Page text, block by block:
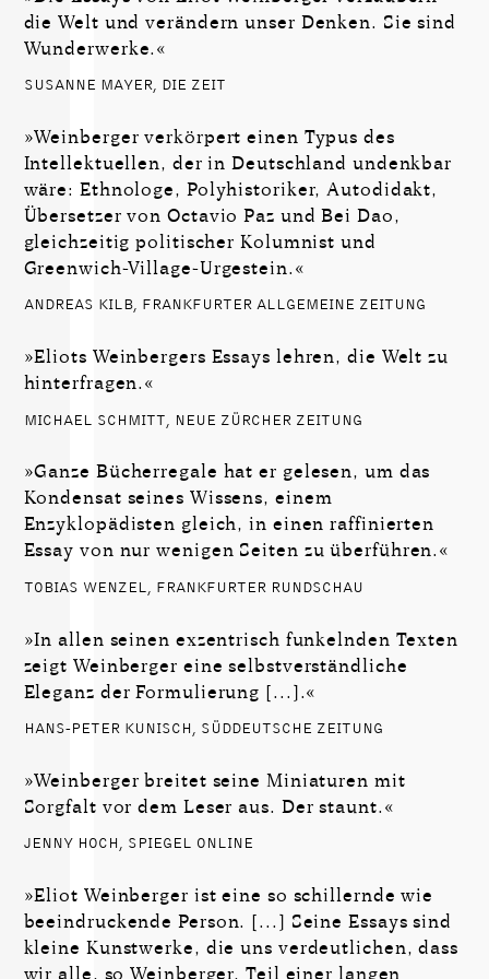
die Welt und verändern unser Denken. Sie sind
Wunderwerke.«
SUSANNE MAYER, DIE ZEIT
»Weinberger verkörpert einen Typus des
Intellektuellen, der in Deutschland undenkbar
wäre: Ethnologe, Polyhistoriker, Autodidakt,
Übersetzer von Octavio Paz und Bei Dao,
gleichzeitig politischer Kolumnist und
Greenwich-Village-Urgestein.«
ANDREAS KILB, FRANKFURTER ALLGEMEINE ZEITUNG
»Eliots Weinbergers Essays lehren, die Welt zu
hinterfragen.«
MICHAEL SCHMITT, NEUE ZÜRCHER ZEITUNG
»Ganze Bücherregale hat er gelesen, um das
Kondensat seines Wissens, einem
Enzyklopädisten gleich, in einen raffinierten
Essay von nur wenigen Seiten zu überführen.«
TOBIAS WENZEL, FRANKFURTER RUNDSCHAU
»In allen seinen exzentrisch funkelnden Texten
zeigt Weinberger eine selbstverständliche
Eleganz der Formulierung [...].«
HANS-PETER KUNISCH, SÜDDEUTSCHE ZEITUNG
»Weinberger breitet seine Miniaturen mit
Sorgfalt vor dem Leser aus. Der staunt.«
JENNY HOCH, SPIEGEL ONLINE
»Eliot Weinberger ist eine so schillernde wie
beeindruckende Person. [...] Seine Essays sind
kleine Kunstwerke, die uns verdeutlichen, dass
wir alle, so Weinberger, Teil einer langen